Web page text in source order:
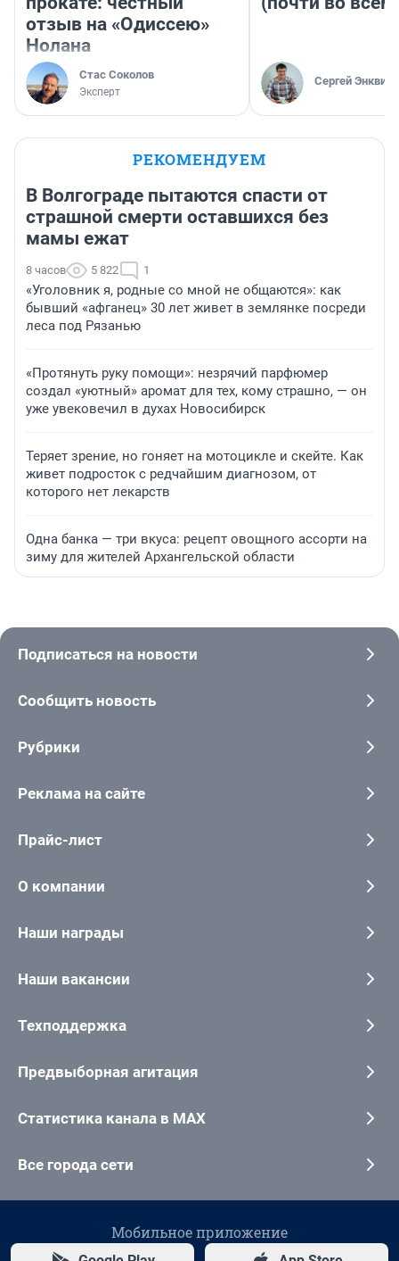
отзыв на «Одиссею»
Нолана
Стас Соколов
Эксперт
Сергей Энквист
РЕКОМЕНДУЕМ
В Волгограде пытаются спасти от
страшной смерти оставшихся без
мамы ежат
8 часов 5 822 1
«Уголовник я, родные со мной не общаются»: как
бывший «афганец» 30 лет живет в землянке посреди
леса под Рязанью
«Протянуть руку помощи»: незрячий парфюмер
создал «уютный» аромат для тех, кому страшно, — он
уже увековечил в духах Новосибирск
Теряет зрение, но гоняет на мотоцикле и скейте. Как
живет подросток с редчайшим диагнозом, от
которого нет лекарств
Одна банка — три вкуса: рецепт овощного ассорти на
зиму для жителей Архангельской области
Подписаться на новости
Сообщить новость
Рубрики
Реклама на сайте
Прайс-лист
О компании
Наши награды
Наши вакансии
Техподдержка
Предвыборная агитация
Статистика канала в MAX
Все города сети
Мобильное приложение